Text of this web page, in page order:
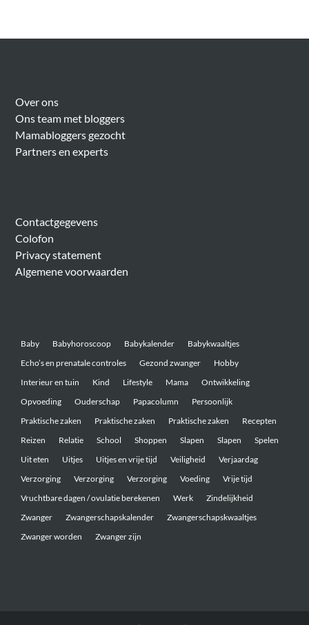
Over ons
Ons team met bloggers
Mamabloggers gezocht
Partners en experts
Contactgegevens
Colofon
Privacy statement
Algemene voorwaarden
Baby Babyhoroscoop Babykalender
Babykwaaltjes
Echo’s en prenatale controles
Gezond zwanger
Hobby
Interieur en tuin
Kind Lifestyle Mama
Ontwikkeling
Opvoeding
Ouderschap Papacolumn
Persoonlijk
Praktische zaken
Praktische zaken Praktische zaken
Recepten
Reizen
Relatie School Shoppen Slapen Slapen
Spelen
Uit eten
Uitjes Uitjes en vrije tijd Veiligheid
Verjaardag
Verzorging
Verzorging Verzorging Voeding
Vrije tijd
Vruchtbare dagen / ovulatie berekenen
Werk
Zindelijkheid
Zwanger
Zwangerschapskalender
Zwangerschapskwaaltjes
Zwanger worden
Zwanger zijn